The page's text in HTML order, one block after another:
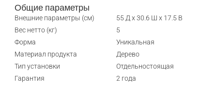
Общие параметры
Внешние параметры (см)
55 Д x 30.6 Ш x 17.5 В
Вес нетто (кг)
5
Форма
Уникальная
Материал продукта
Дерево
Тип установки
Отдельностоящая
Гарантия
2 года